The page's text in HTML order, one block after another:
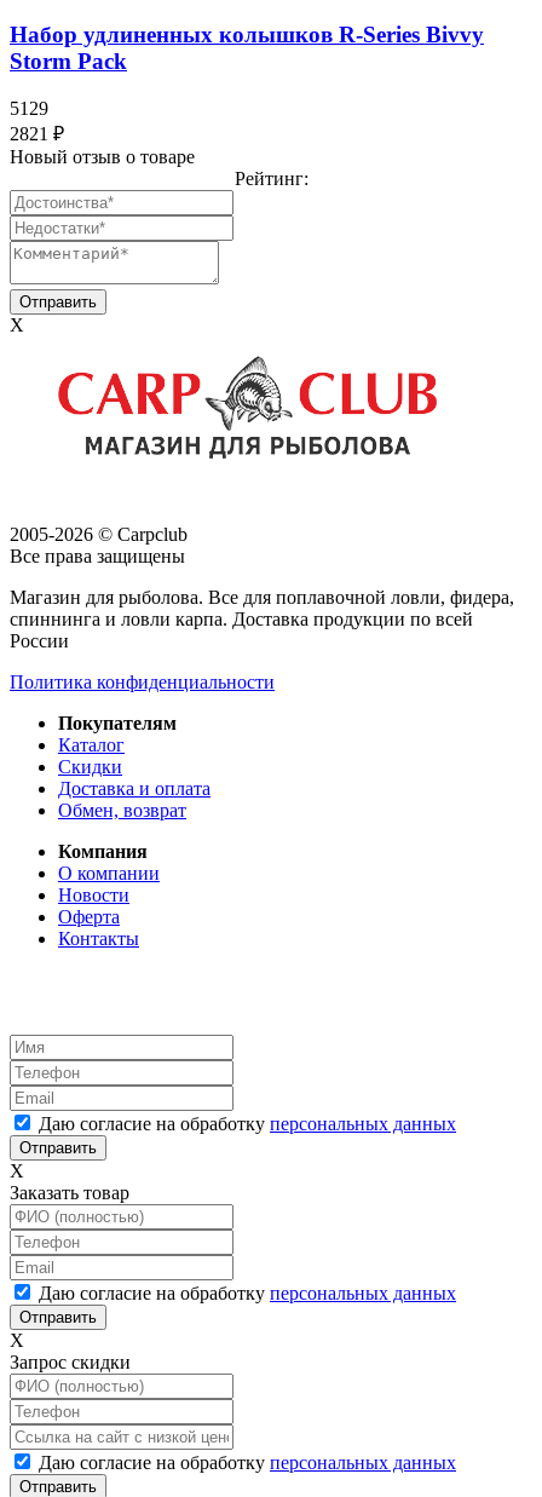
Набор удлиненных колышков R-Series Bivvy
Storm Pack
5129
2821 ₽
Новый отзыв о товаре
Рейтинг:
X
2005-2026 © Carpclub
Все права защищены
Магазин для рыболова. Все для поплавочной ловли, фидера,
спиннинга и ловли карпа. Доставка продукции по всей
России
Политика конфиденциальности
Покупателям
Каталог
Скидки
Доставка и оплата
Обмен, возврат
Компания
О компании
Новости
Оферта
Контакты
Даю согласие на обработку персональных данных
X
Заказать товар
Даю согласие на обработку персональных данных
X
Запрос скидки
Даю согласие на обработку персональных данных